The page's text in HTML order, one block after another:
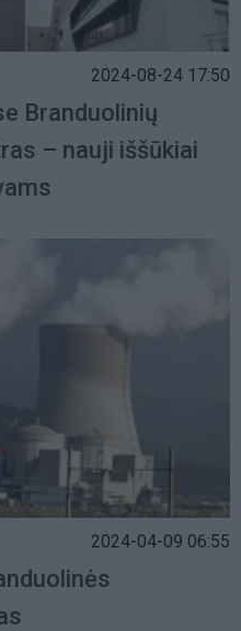
2024-08-24 17:50
Branduolinių
– nauji iššūkiai
2024-04-09 06:55